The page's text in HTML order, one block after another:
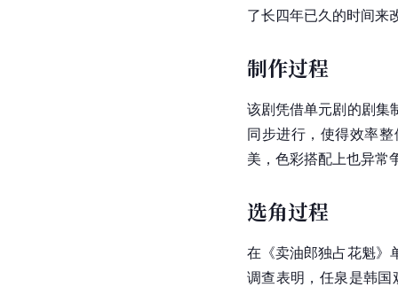
了长四年已久的时间来
制作过程
该剧凭借单元剧的剧集
同步进行，使得效率
美，色彩搭配上也异常
选角过程
在《卖油郎独占花魁》
调查表明，任泉是韩